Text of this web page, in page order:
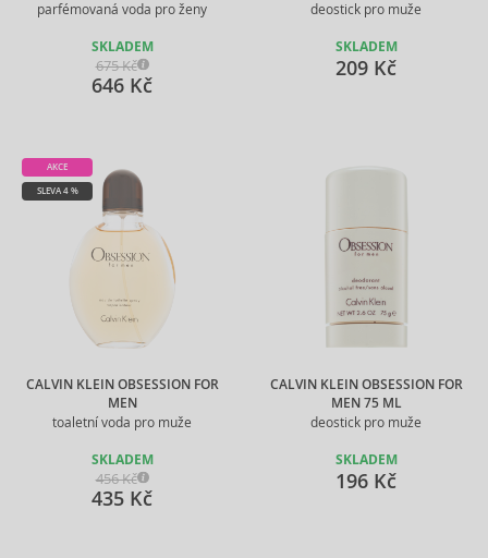
parfémovaná voda pro ženy
SKLADEM
675 Kč
646 Kč
deostick pro muže
SKLADEM
209 Kč
CALVIN KLEIN OBSESSION FOR
MEN
toaletní voda pro muže
AKCE
SLEVA 4 %
SKLADEM
456 Kč
435 Kč
CALVIN KLEIN OBSESSION FOR
MEN 75 ML
deostick pro muže
SKLADEM
196 Kč